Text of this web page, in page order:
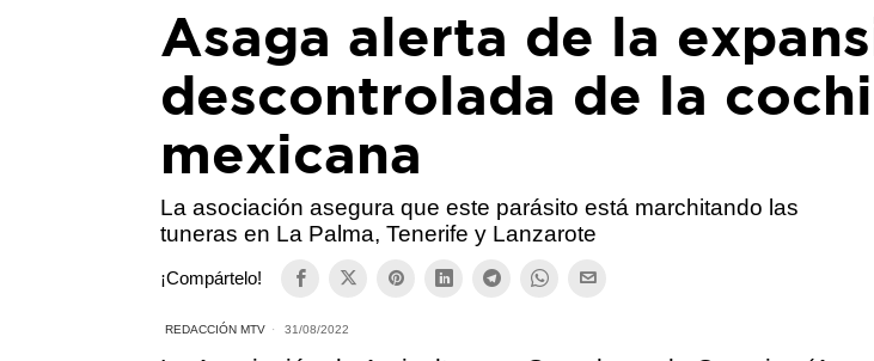
Asaga alerta de la
descontrolada de la
mexicana
La asociación asegura que este parásito está marchitando las
tuneras en La Palma, Tenerife y Lanzarote
¡Compártelo!
REDACCIÓN MTV 31/08/2022